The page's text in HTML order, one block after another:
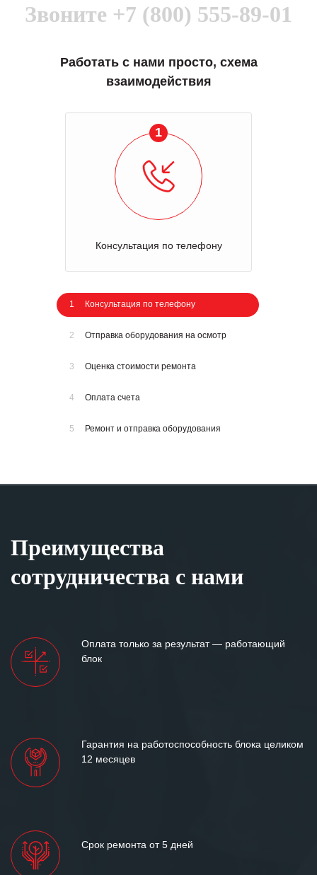
Звоните +7 (800) 555-89-01
Работать с нами просто, схема
взаимодействия
1
Консультация по телефону
1 Консультация по телефону
2 Отправка оборудования на осмотр
3 Оценка стоимости ремонта
4 Оплата счета
5 Ремонт и отправка оборудования
Преимущества
сотрудничества с нами
Оплата только за результат — работающий
блок
Гарантия на работоспособность блока целиком
12 месяцев
Срок ремонта от 5 дней